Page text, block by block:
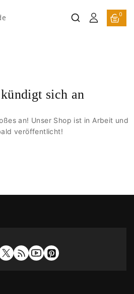
0
sich an
an! Unser Shop ist in Arbeit und
veröffentlicht!